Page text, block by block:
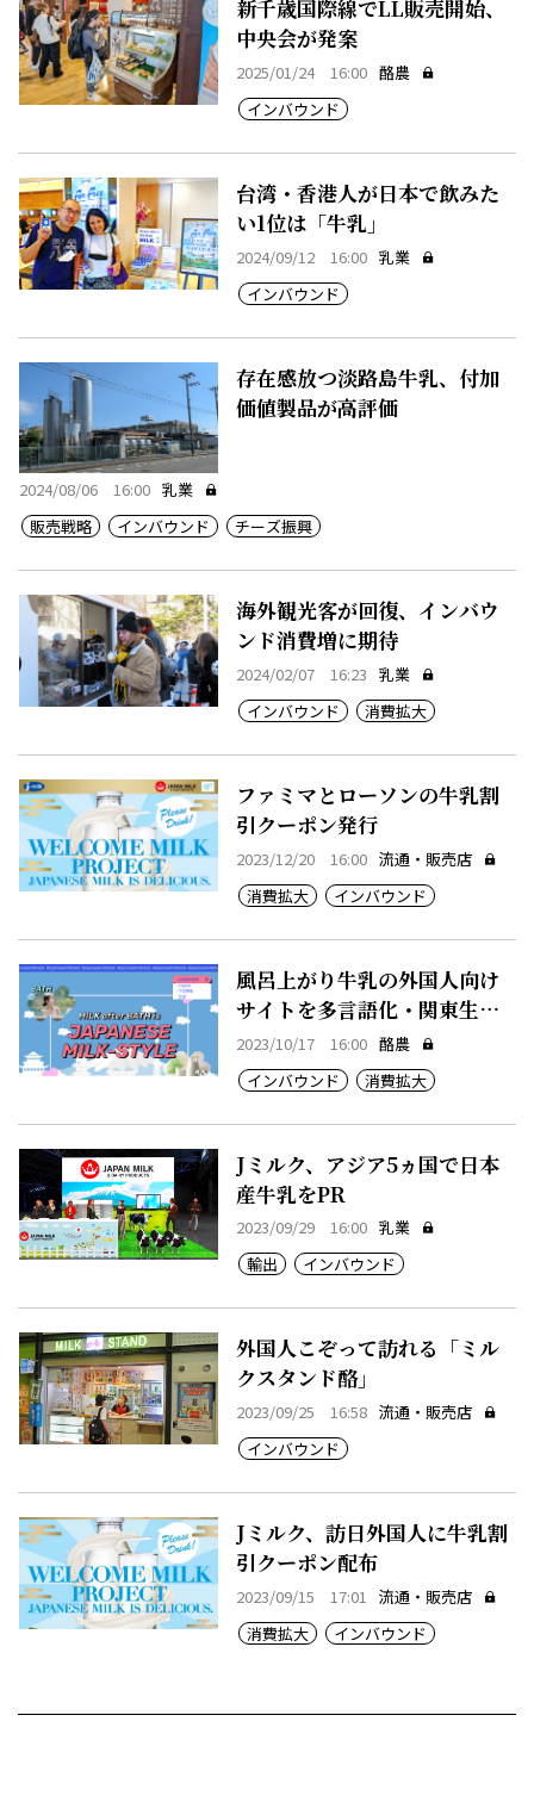
新千歳国際線でLL販売開始、
中央会が発案
2025/01/24 16:00 酪農
インバウンド
台湾・香港人が日本で飲みた
い1位は「牛乳」
2024/09/12 16:00 乳業
インバウンド
存在感放つ淡路島牛乳、付加
価値製品が高評価
2024/08/06 16:00 乳業
販売戦略
インバウンド チーズ振興
海外観光客が回復、インバウ
ンド消費増に期待
2024/02/07 16:23 乳業
インバウンド
消費拡大
ファミマとローソンの牛乳割
引クーポン発行
2023/12/20 16:00 流通・販売店
消費拡大
インバウンド
風呂上がり牛乳の外国人向け
サイトを多言語化・関東生乳
販連
2023/10/17 16:00 酪農
インバウンド
消費拡大
Jミルク、アジア5ヵ国で日本
産牛乳をPR
2023/09/29 16:00 乳業
輸出
インバウンド
外国人こぞって訪れる「ミル
クスタンド酪」
2023/09/25 16:58 流通・販売店
インバウンド
Jミルク、訪日外国人に牛乳割
引クーポン配布
2023/09/15 17:01
流通・販売店
消費拡大
インバウンド